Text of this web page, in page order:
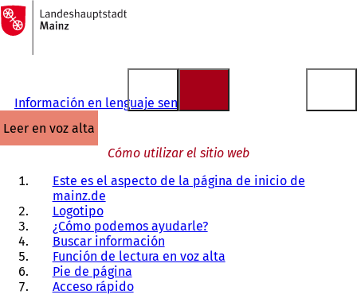
Saltar al contenido
A
la
página
Información en lenguaje sencillo
leer en voz alta
Cómo utilizar el sitio web
Este es el aspecto de la página de inicio de
mainz.de
Logotipo
¿Cómo podemos ayudarle?
Buscar información
Función de lectura en voz alta
Pie de página
Acceso rápido